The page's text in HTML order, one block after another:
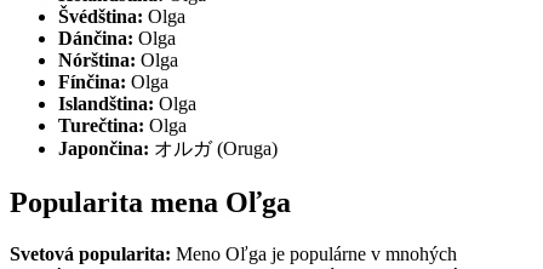
Švédština: Olga
Dánčina: Olga
Nórština: Olga
Fínčina: Olga
Islandština: Olga
Turečtina: Olga
Japončina: オルガ (Oruga)
Popularita mena Oľga
Svetová popularita: Meno Oľga je populárne v mnohých